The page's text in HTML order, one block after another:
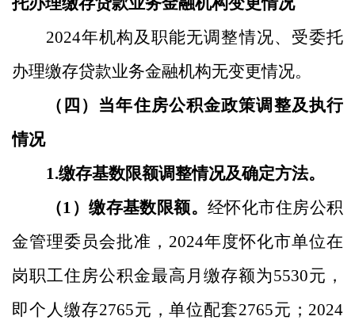
2024年机构及职能无调整情况、 受委托
办理缴存贷款业务金融机构无变更情况。
（ 四 ）当年住房公积金政策调整及执行
情况
1.缴存基数限额调整情况及确定方法。
（1 ）缴存基数限额。经怀化市住房公积
金管理委员会批准， 2024年度怀化市单位在
岗职工住房公积金最高月缴存额为5530元，
即个人缴存2765元，单位配套2765元； 2024